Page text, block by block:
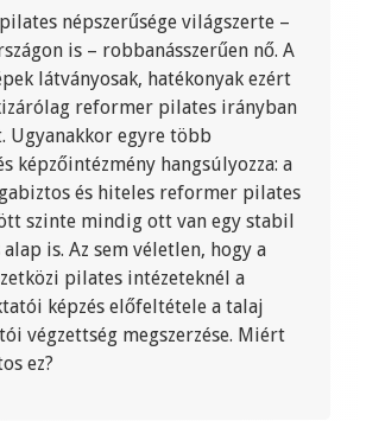
népszerűsége világszerte –
is – robbanásszerűen nő. A
látványosak, hatékonyak ezért
reformer pilates irányban
Ugyanakkor egyre több
képzőintézmény hangsúlyozza: a
és hiteles reformer pilates
szinte mindig ott van egy stabil
is. Az sem véletlen, hogy a
pilates intézeteknél a
képzés előfeltétele a talaj
végzettség megszerzése. Miért
ez?